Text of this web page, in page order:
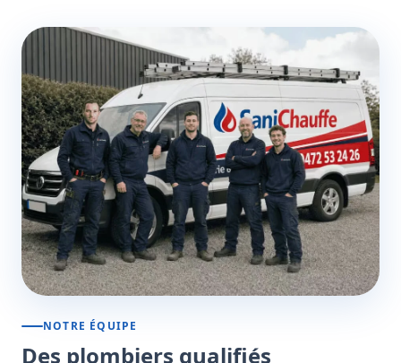
NOTRE ÉQUIPE
Des plombiers qualifiés